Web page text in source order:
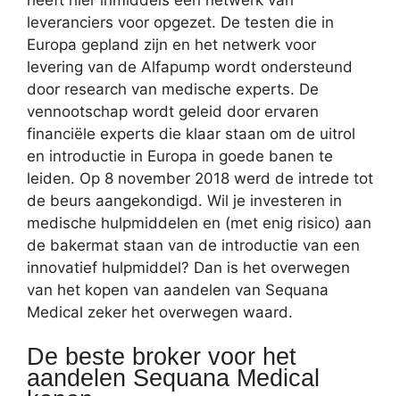
leveranciers voor opgezet. De testen die in
Europa gepland zijn en het netwerk voor
levering van de Alfapump wordt ondersteund
door research van medische experts. De
vennootschap wordt geleid door ervaren
financiële experts die klaar staan om de uitrol
en introductie in Europa in goede banen te
leiden. Op 8 november 2018 werd de intrede tot
de beurs aangekondigd. Wil je investeren in
medische hulpmiddelen en (met enig risico) aan
de bakermat staan van de introductie van een
innovatief hulpmiddel? Dan is het overwegen
van het kopen van aandelen van Sequana
Medical zeker het overwegen waard.
De beste broker voor het
aandelen Sequana Medical